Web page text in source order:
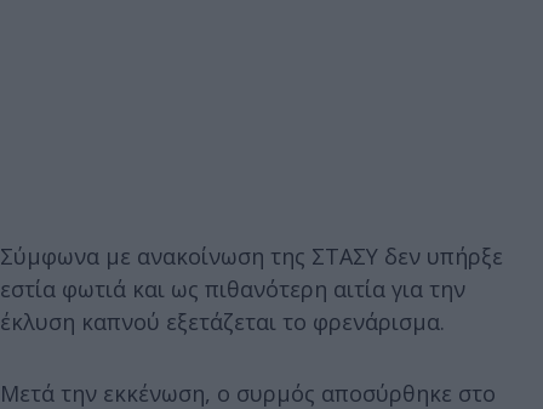
Σύμφωνα με ανακοίνωση της ΣΤΑΣΥ δεν υπήρξε
εστία φωτιά και ως πιθανότερη αιτία για την
έκλυση καπνού εξετάζεται το φρενάρισμα.
Μετά την εκκένωση, ο συρμός αποσύρθηκε στο